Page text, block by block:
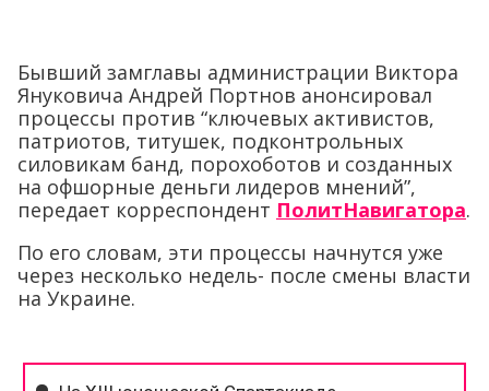
Бывший замглавы администрации Виктора
Януковича Андрей Портнов анонсировал
процессы против “ключевых активистов,
патриотов, титушек, подконтрольных
силовикам банд, порохоботов и созданных
на офшорные деньги лидеров мнений”,
передает корреспондент ПолитНавигатора.
По его словам, эти процессы начнутся уже
через несколько недель- после смены власти
на Украине.